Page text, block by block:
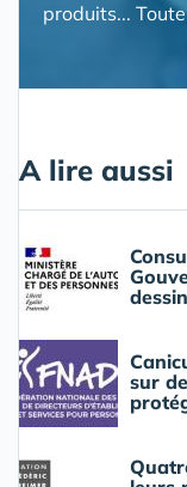
produits...
A lire aussi
sur